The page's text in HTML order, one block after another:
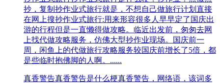
抄，复制抄作业式旅行就是，不想自己做旅行计划直接
在网上搜抄作业式旅行:用来形容很多人早早定了国庆出
游的行程但是一直懒得做攻略。临近出发前，匆匆去网
上找代做攻略服务，仿佛大型抄作业现场。国庆前一
周，闲鱼上的代做旅行攻略服务较国庆前增长了5倍，都
是些临时抱佛脚的人啊。......
真香警告真香警告是什么梗真香警告，网络语，该词多